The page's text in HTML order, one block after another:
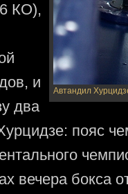
Автандил
КО),
и
два
пояс
вечера бокса